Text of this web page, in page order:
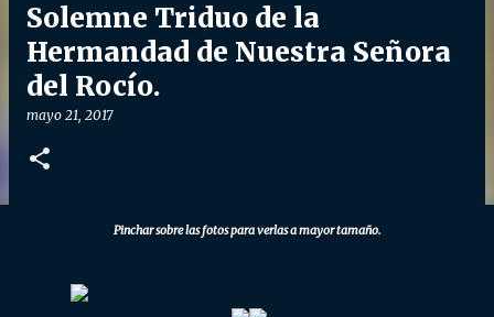
Solemne Triduo de la
Hermandad de Nuestra Señora
del Rocío.
mayo 21, 2017
Pinchar sobre las fotos para verlas a mayor tamaño.